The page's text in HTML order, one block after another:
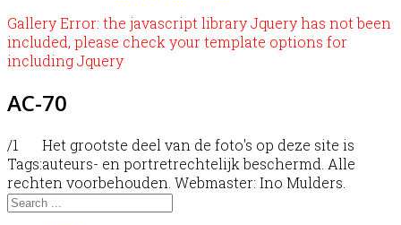
Gallery Error: the javascript library Jquery has not been
included, please check your template options for
including Jquery
AC-70
/1
Tags:
Het grootste deel van de foto's op deze site is
auteurs- en portretrechtelijk beschermd. Alle
rechten voorbehouden. Webmaster: Ino Mulders.